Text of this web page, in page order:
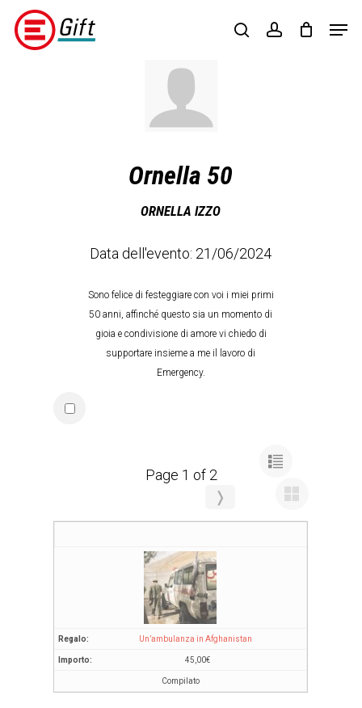
Skip
main
searchaccount
Ornella 50
ORNELLA IZZO
Data dell'evento: 21/06/2024
Sono felice di festeggiare con voi i miei primi
50 anni, affinché questo sia un momento di
gioia e condivisione di amore vi chiedo di
supportare insieme a me il lavoro di
Emergency.
Page 1 of 2
❭
Un’ambulanza in Afghanistan
45,00€
Compilato